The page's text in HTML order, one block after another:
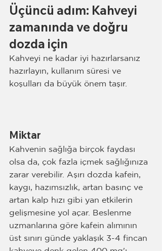
Üçüncü adım: Kahveyi
zamanında ve doğru
dozda için
Kahveyi ne kadar iyi hazırlarsanız
hazırlayın, kullanım süresi ve
koşulları da büyük önem taşır.
Miktar
Kahvenin sağlığa birçok faydası
olsa da, çok fazla içmek sağlığınıza
zarar verebilir. Aşırı dozda kafein,
kaygı, hazımsızlık, artan basınç ve
artan kalp hızı gibi yan etkilerin
gelişmesine yol açar. Beslenme
uzmanlarına göre kafein alımının
üst sınırı günde yaklaşık 3-4 fincan